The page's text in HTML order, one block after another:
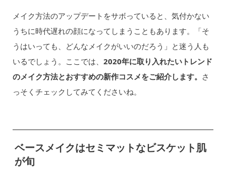
メイク方法のアップデートをサボっていると、気付かない
うちに時代遅れの顔になってしまうこともあります。「そ
うはいっても、どんなメイクがいいのだろう」と迷う人も
いるでしょう。ここでは、 2020年に取り入れたいトレンド
のメイク方法とおすすめの新作コスメをご紹介します。 さ
っそくチェックしてみてくださいね。
ベースメイクはセミマットなビスケット肌
が旬